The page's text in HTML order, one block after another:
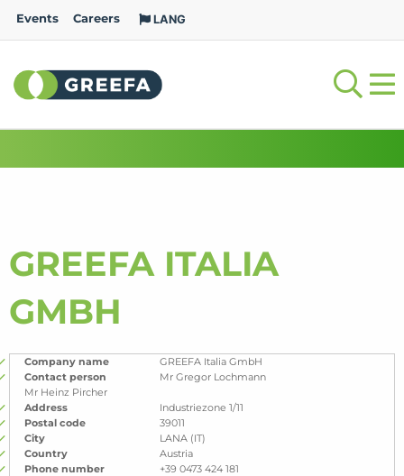
Events Careers LANG
GREEFA ITALIA
GMBH
Company name
GREEFA Italia GmbH
Contact person
Mr Gregor Lochmann
Mr Heinz Pircher
Address
Industriezone 1/11
Postal code
39011
City
LANA (IT)
Country
Austria
Phone number
+39 0473 424 181